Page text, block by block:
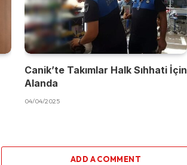
Canik’te Takımlar Halk Sıhhati İçin
Alanda
04/04/2025
ADD A COMMENT